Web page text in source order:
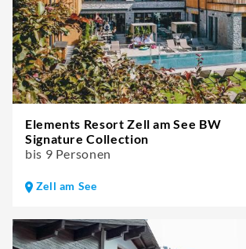
Elements Resort Zell am See BW
Signature Collection
bis 9 Personen
Zell am See